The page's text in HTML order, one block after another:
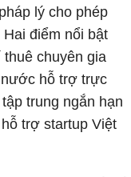
lý cho phép
điểm nổi bật
chuyên gia
nước hỗ trợ trực
trung ngắn hạn
trợ startup Việt